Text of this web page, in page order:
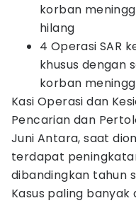
korban
hilang
4 Operasi SAR
khusus dengan
korban
Kasi Operasi dan
Pencarian dan
Juni Antara, saat
terdapat
dibandingkan tahun
Kasus paling